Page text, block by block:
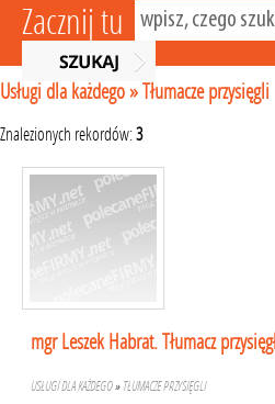
Zacznij tu
Usługi dla każdego»Tłumacze przysięgli
Znalezionych rekordów:3
mgr Leszek Habrat. Tłumacz
USŁUGI DLA KAŻDEGO» TŁUMACZE PRZYSIĘGLI